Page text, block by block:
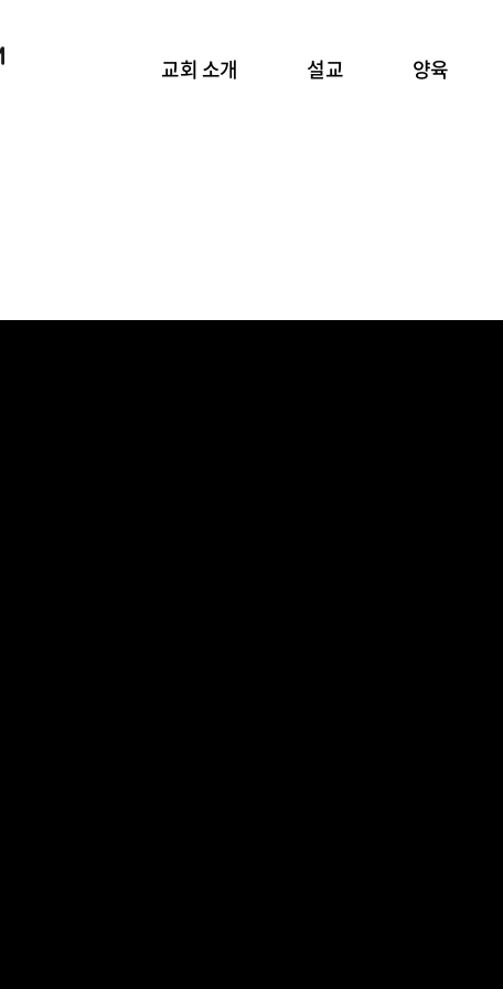
교회 소개 설교 양육